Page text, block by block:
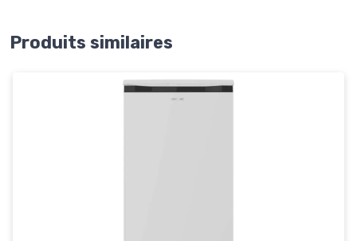
Produits similaires